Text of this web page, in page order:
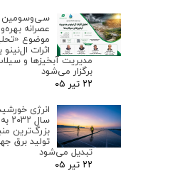
سی‌وسومین
عصرانه
موضوع
اثرات ال‌نینو
مدیریت آبخیزها و
برگزار می‌شود
۲۲ تیر ۰۵
انرژی
سال ۲۰۳۲ به
بزرگ‌ترین
تولید برق
تبدیل می‌شود
۲۲ تیر ۰۵